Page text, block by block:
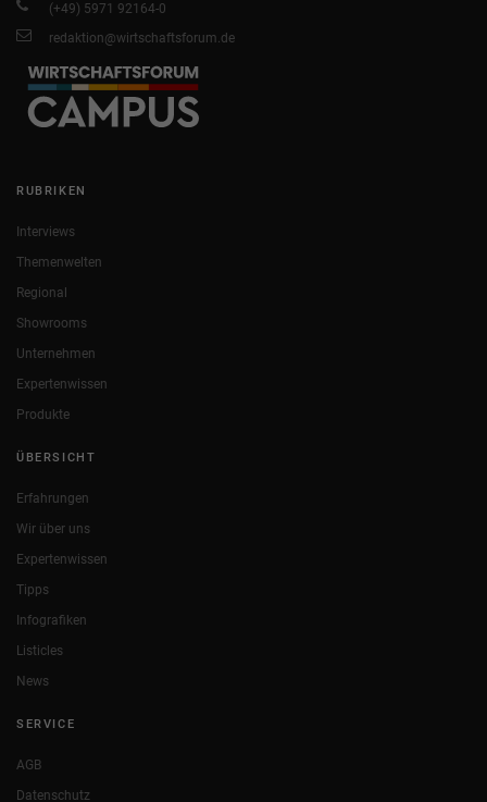
(+49) 5971 92164-0
redaktion@wirtschaftsforum.de
RUBRIKEN
Interviews
Themenwelten
Regional
Showrooms
Unternehmen
Expertenwissen
Produkte
ÜBERSICHT
Erfahrungen
Wir über uns
Expertenwissen
Tipps
Infografiken
Listicles
News
SERVICE
AGB
Datenschutz